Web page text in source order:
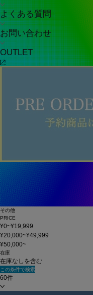
よくある質問
お問い合わせ
OUTLET
その他
PRICE
¥0~¥19,999
¥20,000~¥49,999
¥50,000~
在庫
在庫なしを含む
この条件で検索
60件